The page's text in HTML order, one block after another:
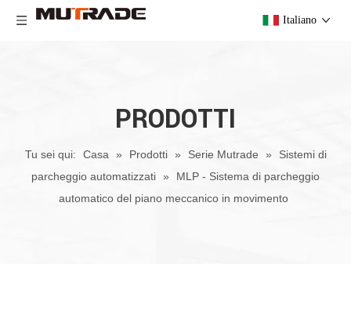
Italiano
PRODOTTI
Tu sei qui: Casa » Prodotti » Serie Mutrade »
Sistemi di
parcheggio automatizzati »
MLP - Sistema di parcheggio
automatico del piano meccanico in movimento